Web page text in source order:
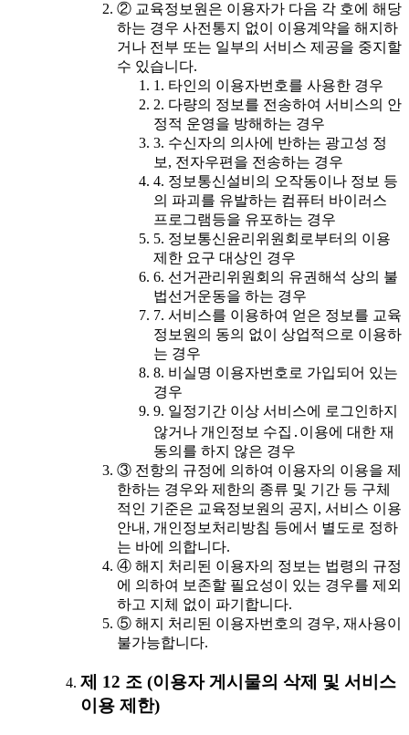
② 교육정보원은 이용자가 다음 각 호에 해당
하는 경우 사전통지 없이 이용계약을 해지하
거나 전부 또는 일부의 서비스 제공을 중지할
수 있습니다.
1. 타인의 이용자번호를 사용한 경우
2. 다량의 정보를 전송하여 서비스의 안
정적 운영을 방해하는 경우
3. 수신자의 의사에 반하는 광고성 정
보, 전자우편을 전송하는 경우
4. 정보통신설비의 오작동이나 정보 등
의 파괴를 유발하는 컴퓨터 바이러스
프로그램등을 유포하는 경우
5. 정보통신윤리위원회로부터의 이용
제한 요구 대상인 경우
6. 선거관리위원회의 유권해석 상의 불
법선거운동을 하는 경우
7. 서비스를 이용하여 얻은 정보를 교육
정보원의 동의 없이 상업적으로 이용하
는 경우
8. 비실명 이용자번호로 가입되어 있는
경우
9. 일정기간 이상 서비스에 로그인하지
않거나 개인정보 수집․이용에 대한 재
동의를 하지 않은 경우
③ 전항의 규정에 의하여 이용자의 이용을 제
한하는 경우와 제한의 종류 및 기간 등 구체
적인 기준은 교육정보원의 공지, 서비스 이용
안내, 개인정보처리방침 등에서 별도로 정하
는 바에 의합니다.
④ 해지 처리된 이용자의 정보는 법령의 규정
에 의하여 보존할 필요성이 있는 경우를 제외
하고 지체 없이 파기합니다.
⑤ 해지 처리된 이용자번호의 경우, 재사용이
불가능합니다.
제 12 조 (이용자 게시물의 삭제 및 서비스
이용 제한)